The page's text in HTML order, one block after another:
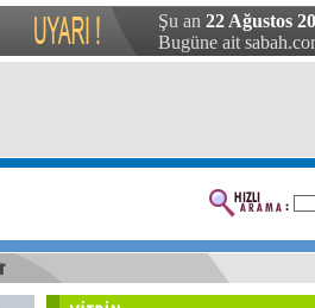
Şu an 22 Ağustos
Bugüne ait